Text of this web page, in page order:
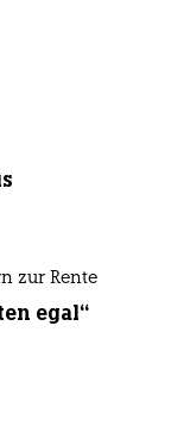
zur Rente
egal“